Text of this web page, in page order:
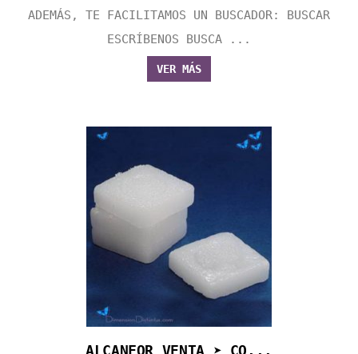
ADEMÁS, TE FACILITAMOS UN BUSCADOR: BUSCAR
ESCRÍBENOS BUSCA ...
VER MÁS
ALCANFOR VENTA ➤ CO...